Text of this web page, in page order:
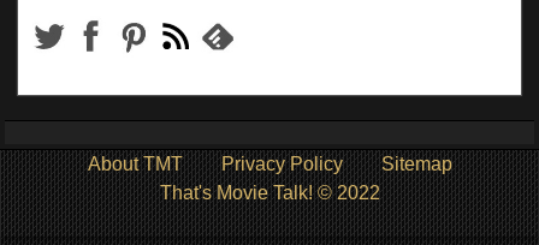
About TMT Privacy Policy
Sitemap
That's Movie Talk! © 2022